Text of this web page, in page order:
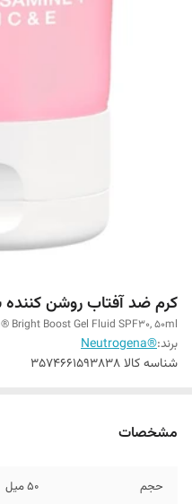
کرم ضد آفتاب روشن کننده
Bright Boost Gel Fluid SPF30, 50ml
برند:®Neutrogena
شناسه کالا3574661593838
مشخصات
حجم 50 میل